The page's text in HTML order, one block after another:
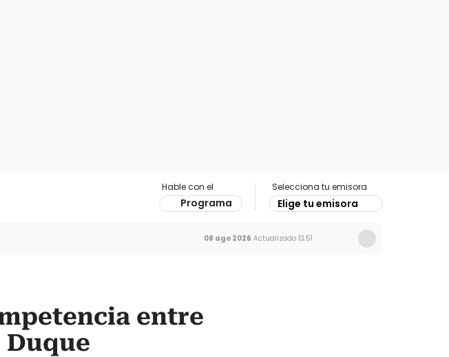
Hable con el
Programa
Selecciona tu emisora
Elige tu emisora
08 ago 2026 Actualizado 13:51
entre